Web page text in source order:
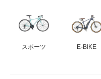
スポーツ E-BIKE